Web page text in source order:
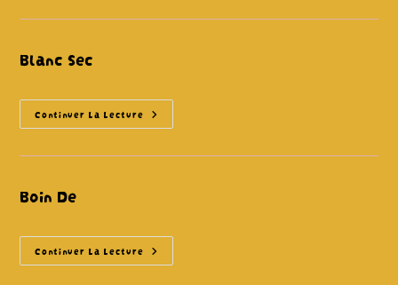
Blanc Sec
Continuer La Lecture Blanc
Sec
Boin De
Continuer La Lecture Boin
De